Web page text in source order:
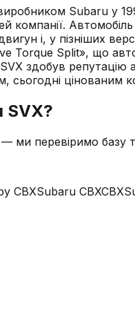
Subaru у
компанії.
і, у пізніших
Torque Split», що
здобув репутацію
цінованим
SVX?
ми перевіримо базу
СВХSubaru СВХСВХ